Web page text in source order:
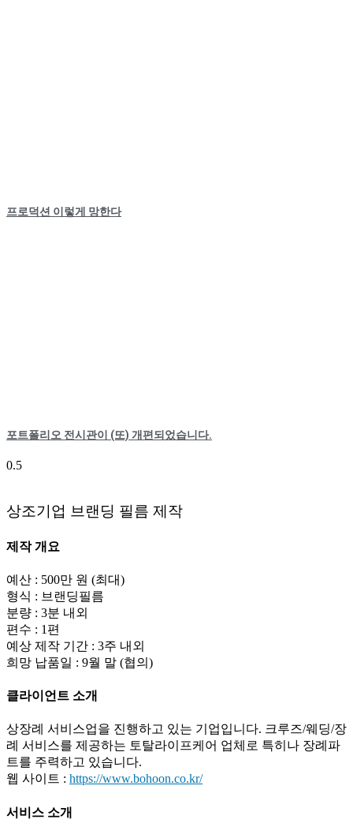
프로덕션 이렇게 망한다
포트폴리오 전시관이 (또) 개편되었습니다.
상조기업 브랜딩 필름 제작
제작 개요
예산 : 500만 원 (최대)
형식 : 브랜딩필름
분량 : 3분 내외
편수 : 1편
예상 제작 기간 : 3주 내외
희망 납품일 : 9월 말 (협의)
클라이언트 소개
상장례 서비스업을 진행하고 있는 기업입니다. 크루즈/웨딩/장
례 서비스를 제공하는 토탈라이프케어 업체로 특히나 장례파
트를 주력하고 있습니다.
웹 사이트 : https://www.bohoon.co.kr/
서비스 소개